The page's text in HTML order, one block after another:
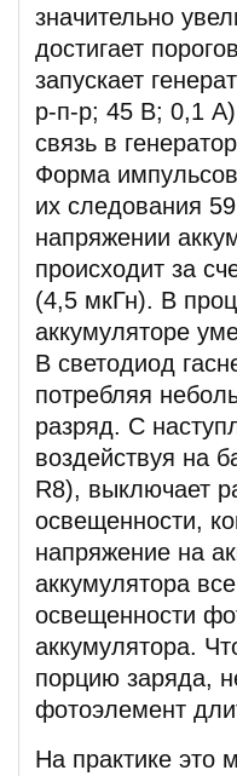
значительно
достигает
запускает
р-п-р; 45 В; 0,1
связь в
Форма импульсов
их следования
напряжении
происходит за
(4,5 мкГн). В
аккумуляторе
В светодиод
потребляя
разряд. С
воздействуя на
R8), выключает
освещенности,
напряжение на
аккумулятора
освещенности
аккумулятора.
порцию заряда,
фотоэлемент
На практике это